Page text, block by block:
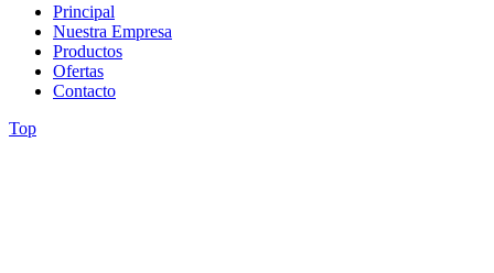
Principal
Nuestra Empresa
Productos
Ofertas
Contacto
Top